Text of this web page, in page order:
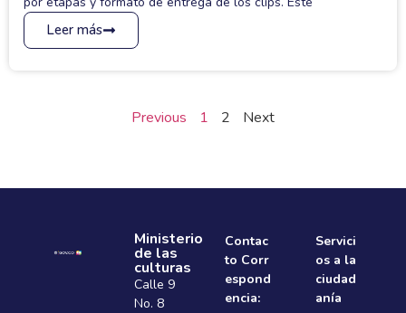
Leer más
Previous 1 2 Next
Ministerio
de las
culturas
Calle 9
No. 8
Contac
to Corr
espond
encia:
Servici
os a la
ciudad
anía